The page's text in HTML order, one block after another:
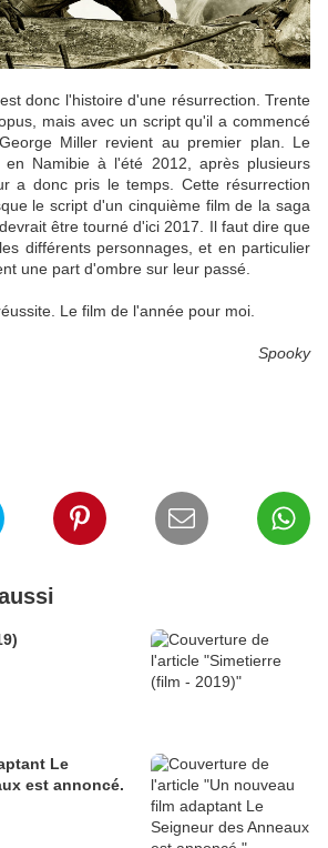
est donc l'histoire d'une résurrection. Trente
mais avec un script qu'il a commencé
Miller revient au premier plan. Le
en Namibie à l'été 2012, après plusieurs
a donc pris le temps. Cette résurrection
le script d'un cinquième film de la saga
être tourné d'ici 2017. Il faut dire que
différents personnages, et en particulier
une part d'ombre sur leur passé.
Le film de l'année pour moi.
Spooky
Le
est annoncé.